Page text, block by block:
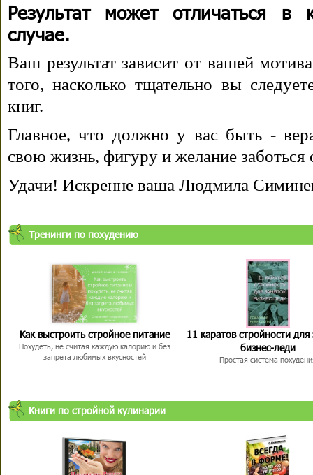
Результат может отличаться в
случае.
Ваш результат зависит от вашей
того, насколько тщательно вы
книг.
Главное, что должно у вас быть -
свою жизнь, фигуру и желание заботься
Удачи! Искренне ваша Людмила
Тренинги по похудению
Как выстроить стройное питание
Похудеть, не считая каждую калорию и без
запрета любимых вкусностей
11 каратов стройности для
бизнес-леди
Простая система
Книги по стройной кулинарии